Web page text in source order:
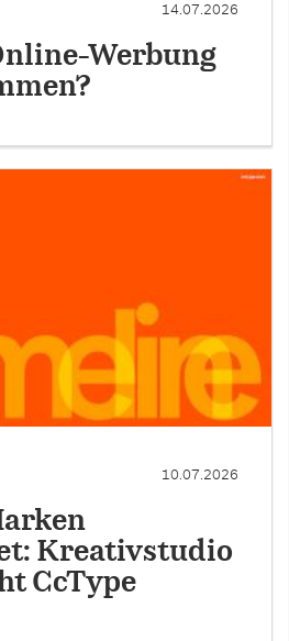
14.07.2026
Werbung
10.07.2026
Kreativstudio
CcType